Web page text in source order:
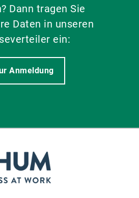
Dann tragen Sie
Daten in unseren
ein:
Anmeldung